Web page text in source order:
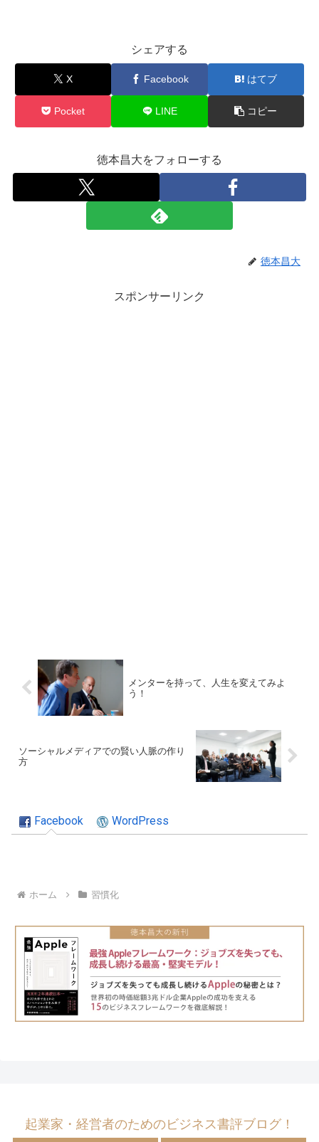
シェアする
X Facebook はてブ
Pocket LINE コピー
徳本昌大をフォローする
徳本昌大
スポンサーリンク
メンターを持って、人生を変えてみよ
う！
ソーシャルメディアでの賢い人脈の作り
方
Facebook WordPress
ホーム 習慣化
起業家・経営者のためのビジネス書評ブログ！